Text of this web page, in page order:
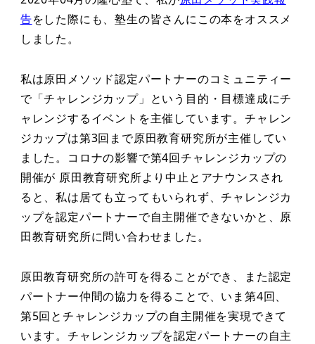
告をした際にも、塾生の皆さんにこの本をオススメ
しました。
私は原田メソッド認定パートナーのコミュニティー
で「チャレンジカップ」という目的・目標達成にチ
ャレンジするイベントを主催しています。チャレン
ジカップは第3回まで原田教育研究所が主催してい
ました。コロナの影響で第4回チャレンジカップの
開催が 原田教育研究所より中止とアナウンスされ
ると、私は居ても立ってもいられず、チャレンジカ
ップを認定パートナーで自主開催できないかと、原
田教育研究所に問い合わせました。
原田教育研究所の許可を得ることができ、また認定
パートナー仲間の協力を得ることで、いま第4回、
第5回とチャレンジカップの自主開催を実現できて
います。チャレンジカップを認定パートナーの自主